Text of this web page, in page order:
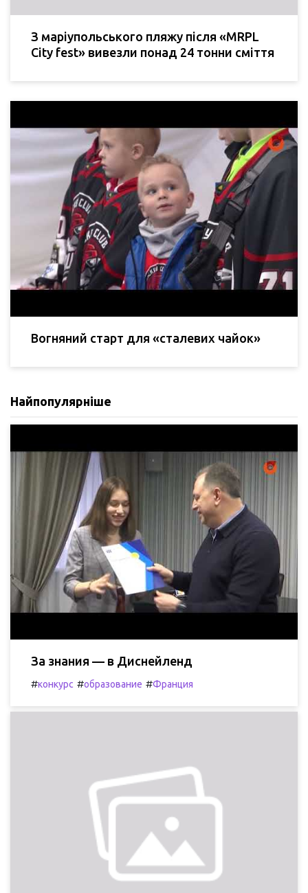
З маріупольського пляжу після «MRPL
City fest» вивезли понад 24 тонни сміття
Вогняний старт для «сталевих чайок»
Найпопулярніше
За знания — в Диснейленд
#конкурс #образование #Франция